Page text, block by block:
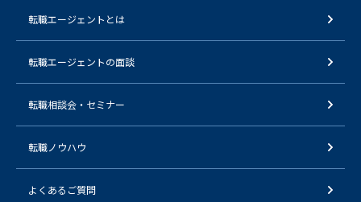
転職エージェントとは
転職エージェントの面談
転職相談会・セミナー
転職ノウハウ
よくあるご質問